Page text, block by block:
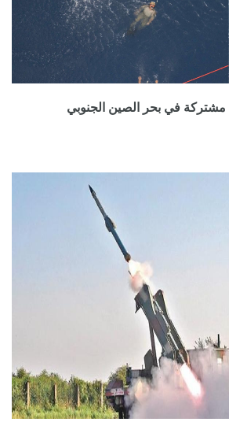
مشتركة في بحر الصين الجنوبي